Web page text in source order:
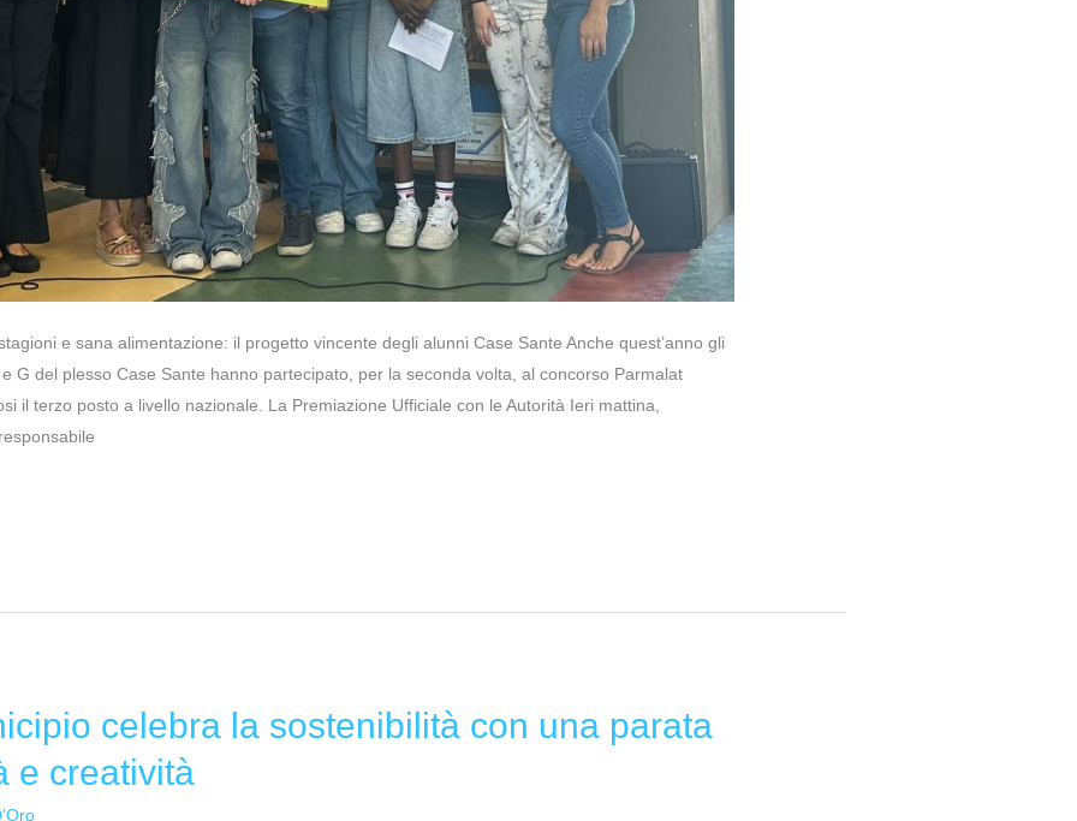
e sana alimentazione: il progetto vincente degli alunni Case Sante Anche quest’anno gli
G del plesso Case Sante hanno partecipato, per la seconda volta, al concorso Parmalat
il terzo posto a livello nazionale. La Premiazione Ufficiale con le Autorità Ieri mattina,
celebra la sostenibilità con una parata
e creatività